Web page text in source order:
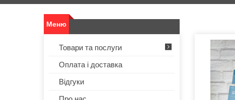
Товари та послуги
Оплата і доставка
Відгуки